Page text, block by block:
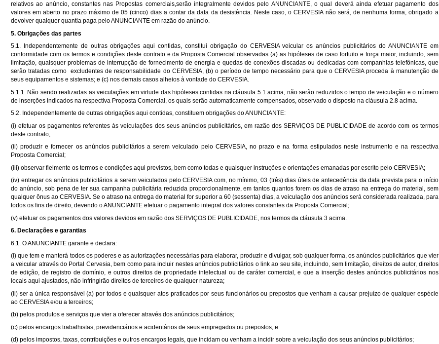
relativos ao anúncio, constantes nas Propostas comerciais,serão integralmente devidos pelo ANUNCIANTE, o qual deverá ainda efetuar pagamento dos
valores em aberto no prazo máximo de 05 (cinco) dias a contar da data da desistência. Neste caso, o CERVESIA não será, de nenhuma forma, obrigado a
devolver qualquer quantia paga pelo ANUNCIANTE em razão do anúncio.
5. Obrigações das partes
5.1. Independentemente de outras obrigações aqui contidas, constitui obrigação do CERVESIA veicular os anúncios publicitários do ANUNCIANTE em
conformidade com os termos e condições deste contrato e da Proposta Comercial observadas (a) as hipóteses de caso fortuito e força maior, incluindo, sem
limitação, quaisquer problemas de interrupção de fornecimento de energia e quedas de conexões discadas ou dedicadas com companhias telefônicas, que
serão tratadas como excludentes de responsabilidade do CERVESIA, (b) o período de tempo necessário para que o CERVESIA proceda à manutenção de
seus equipamentos e sistemas; e (c) nos demais casos alheios à vontade do CERVESIA.
5.1.1. Não sendo realizadas as veiculações em virtude das hipóteses contidas na cláusula 5.1 acima, não serão reduzidos o tempo de veiculação e o número
de inserções indicados na respectiva Proposta Comercial, os quais serão automaticamente compensados, observado o disposto na cláusula 2.8 acima.
5.2. Independentemente de outras obrigações aqui contidas, constituem obrigações do ANUNCIANTE:
(i) efetuar os pagamentos referentes às veiculações dos seus anúncios publicitários, em razão dos SERVIÇOS DE PUBLICIDADE de acordo com os termos
deste contrato;
(ii) produzir e fornecer os anúncios publicitários a serem veiculado pelo CERVESIA, no prazo e na forma estipulados neste instrumento e na respectiva
Proposta Comercial;
(iii) observar fielmente os termos e condições aqui previstos, bem como todas e quaisquer instruções e orientações emanadas por escrito pelo CERVESIA;
(iv) entregar os anúncios publicitários a serem veiculados pelo CERVESIA com, no mínimo, 03 (três) dias úteis de antecedência da data prevista para o início
do anúncio, sob pena de ter sua campanha publicitária reduzida proporcionalmente, em tantos quantos forem os dias de atraso na entrega do material, sem
qualquer ônus ao CERVESIA. Se o atraso na entrega do material for superior a 60 (sessenta) dias, a veiculação dos anúncios será considerada realizada, para
todos os fins de direito, devendo o ANUNCIANTE efetuar o pagamento integral dos valores constantes da Proposta Comercial;
(v) efetuar os pagamentos dos valores devidos em razão dos SERVIÇOS DE PUBLICIDADE, nos termos da cláusula 3 acima.
6. Declarações e garantias
6.1. O ANUNCIANTE garante e declara:
(i) que tem e manterá todos os poderes e as autorizações necessárias para elaborar, produzir e divulgar, sob qualquer forma, os anúncios publicitários que vier
a veicular através do Portal Cervesia, bem como para incluir nestes anúncios publicitários o link ao seu site, incluindo, sem limitação, direitos de autor, direitos
de edição, de registro de domínio, e outros direitos de propriedade intelectual ou de caráter comercial, e que a inserção destes anúncios publicitários nos
locais aqui ajustados, não infringirão direitos de terceiros de qualquer natureza;
(ii) ser a única responsável (a) por todos e quaisquer atos praticados por seus funcionários ou prepostos que venham a causar prejuízo de qualquer espécie
ao CERVESIA e/ou a terceiros;
(b) pelos produtos e serviços que vier a oferecer através dos anúncios publicitários;
(c) pelos encargos trabalhistas, previdenciários e acidentários de seus empregados ou prepostos, e
(d) pelos impostos, taxas, contribuições e outros encargos legais, que incidam ou venham a incidir sobre a veiculação dos seus anúncios publicitários;